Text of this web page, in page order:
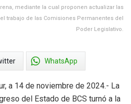
mediante la cual proponen actualizar las
trabajo de las Comisiones Permanentes del
Poder Legislativo.
WhatsApp
a 14 de noviembre de 2024.- La
del Estado de BCS turnó a la